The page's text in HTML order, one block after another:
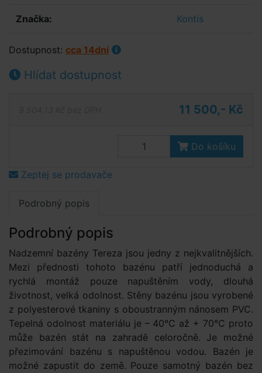
Značka: Kontis
Dostupnost: cca 14dní
Hlídat dostupnost
11 500,- Kč
Do košíku
Zeptej se prodavače
Podrobný popis
Podrobný popis
Nadzemní bazény Tereza jsou jedny z nejkvalitnějších.
Mezi přednosti tohoto bazénu patří jednoduchá a
rychlá montáž pouze napuštěním vody, dlouhá
životnost, velká odolnost. Stěny bazénu jsou vyrobené
z polyesterové tkaniny s oboustranným nánosem PVC.
Tepelná odolnost materiálu je – 40°C až + 70°C proto
může bazén stát na zahradě celoročně. Je možné
přezimování bazénu s napuštěnou vodou. Bazén je
možné zapustit do země. Pouze samotný bazén bez